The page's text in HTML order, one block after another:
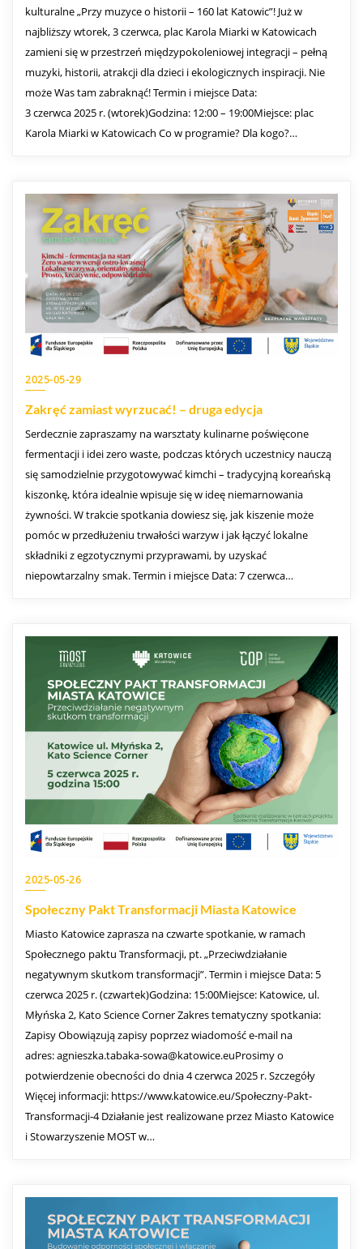
kulturalne „Przy muzyce o historii – 160 lat Katowic”! Już w
najbliższy wtorek, 3 czerwca, plac Karola Miarki w Katowicach
zamieni się w przestrzeń międzypokoleniowej integracji – pełną
muzyki, historii, atrakcji dla dzieci i ekologicznych inspiracji. Nie
może Was tam zabraknąć! Termin i miejsce Data:
3 czerwca 2025 r. (wtorek)Godzina: 12:00 – 19:00Miejsce: plac
Karola Miarki w Katowicach Co w programie? Dla kogo?…
2025-05-29
Zakręć zamiast wyrzucać! – druga edycja
Serdecznie zapraszamy na warsztaty kulinarne poświęcone
fermentacji i idei zero waste, podczas których uczestnicy nauczą
się samodzielnie przygotowywać kimchi – tradycyjną koreańską
kiszonkę, która idealnie wpisuje się w ideę niemarnowania
żywności. W trakcie spotkania dowiesz się, jak kiszenie może
pomóc w przedłużeniu trwałości warzyw i jak łączyć lokalne
składniki z egzotycznymi przyprawami, by uzyskać
niepowtarzalny smak. Termin i miejsce Data: 7 czerwca…
2025-05-26
Społeczny Pakt Transformacji Miasta Katowice
Miasto Katowice zaprasza na czwarte spotkanie, w ramach
Społecznego paktu Transformacji, pt. „Przeciwdziałanie
negatywnym skutkom transformacji”. Termin i miejsce Data: 5
czerwca 2025 r. (czwartek)Godzina: 15:00Miejsce: Katowice, ul.
Młyńska 2, Kato Science Corner Zakres tematyczny spotkania:
Zapisy Obowiązują zapisy poprzez wiadomość e-mail na
adres: agnieszka.tabaka-sowa@katowice.euProsimy o
potwierdzenie obecności do dnia 4 czerwca 2025 r. Szczegóły
Więcej informacji: https://www.katowice.eu/Społeczny-Pakt-
Transformacji-4 Działanie jest realizowane przez Miasto Katowice
i Stowarzyszenie MOST w…